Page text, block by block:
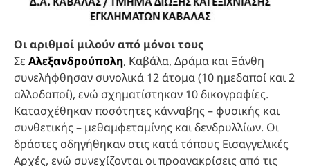
Οι αριθμοί μιλούν από μόνοι τους
Σε Αλεξανδρούπολη, Καβάλα, Δράμα και Ξάνθη
συνελήφθησαν συνολικά 12 άτομα (10 ημεδαποί και 2
αλλοδαποί), ενώ σχηματίστηκαν 10 δικογραφίες.
Κατασχέθηκαν ποσότητες κάνναβης – φυσικής και
συνθετικής – μεθαμφεταμίνης και δενδρυλλίων. Οι
δράστες οδηγήθηκαν στις κατά τόπους Εισαγγελικές
Αρχές, ενώ συνεχίζονται οι προανακρίσεις από τις